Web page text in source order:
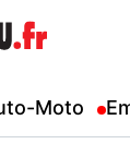
Moto